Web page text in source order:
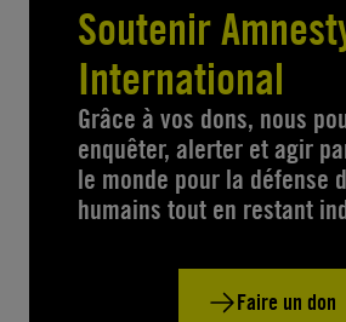
Soutenir
International
Grâce à vos dons, nous
enquêter, alerter et agir
le monde pour la défense
humains tout en restant
Faire un don